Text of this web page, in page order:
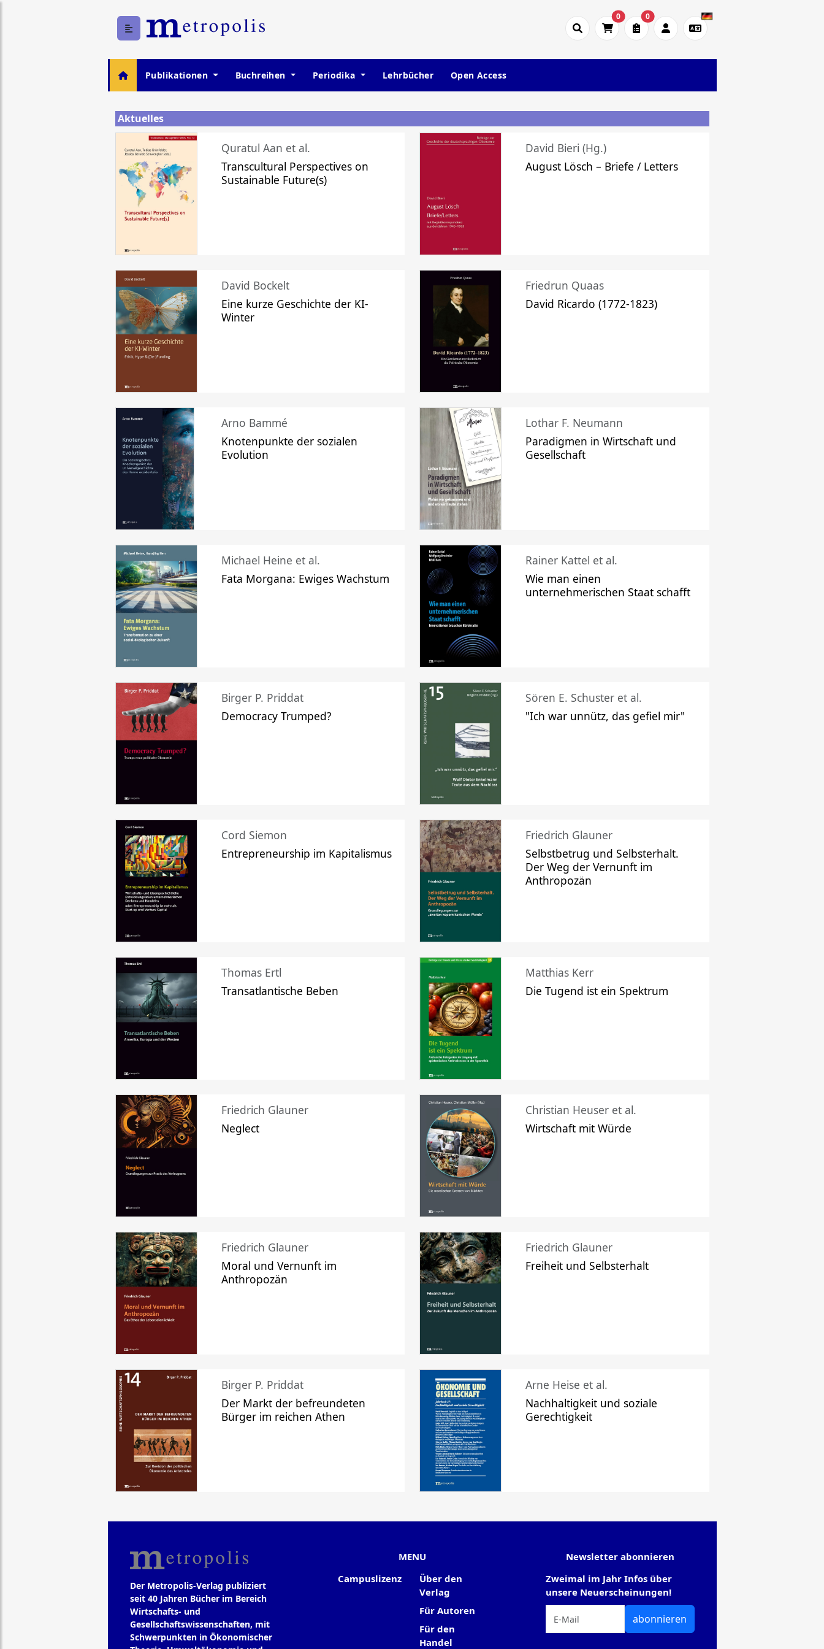
0 0
Publikationen Buchreihen Periodika Lehrbücher Open Access
Aktuelles
Quratul Aan et al.
Transcultural Perspectives on
Sustainable Future(s)
David Bieri (Hg.)
August Lösch – Briefe / Letters
David Bockelt
Eine kurze Geschichte der KI-
Winter
Friedrun Quaas
David Ricardo (1772-1823)
Arno Bammé
Knotenpunkte der sozialen
Evolution
Lothar F. Neumann
Paradigmen in Wirtschaft und
Gesellschaft
Michael Heine et al.
Fata Morgana: Ewiges Wachstum
Rainer Kattel et al.
Wie man einen
unternehmerischen Staat schafft
Birger P. Priddat
Democracy Trumped?
Sören E. Schuster et al.
"Ich war unnütz, das gefiel mir"
Cord Siemon
Entrepreneurship im Kapitalismus
Friedrich Glauner
Selbstbetrug und Selbsterhalt.
Der Weg der Vernunft im
Anthropozän
Thomas Ertl
Transatlantische Beben
Matthias Kerr
Die Tugend ist ein Spektrum
Friedrich Glauner
Neglect
Christian Heuser et al.
Wirtschaft mit Würde
Friedrich Glauner
Moral und Vernunft im
Anthropozän
Friedrich Glauner
Freiheit und Selbsterhalt
Birger P. Priddat
Der Markt der befreundeten
Bürger im reichen Athen
Arne Heise et al.
Nachhaltigkeit und soziale
Gerechtigkeit
Der Metropolis-Verlag publiziert
seit 40 Jahren Bücher im Bereich
Wirtschafts- und
Gesellschaftswissenschaften, mit
Schwerpunkten in Ökonomischer
MENU
Campuslizenz
Über den
Verlag
Für Autoren
Für den
Handel
Newsletter abonnieren
Zweimal im Jahr Infos über
unsere Neuerscheinungen!
abonnieren